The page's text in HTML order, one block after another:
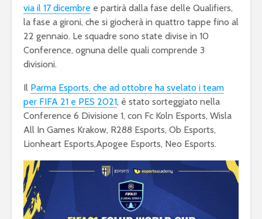
via il 17 dicembre e partirà dalla fase delle Qualifiers,
la fase a gironi, che si giocherà in quattro tappe fino al
22 gennaio. Le squadre sono state divise in 10
Conference, ognuna delle quali comprende 3
divisioni.
Il Parma Esports, che ad ottobre ha svelato i team
per FIFA 21 e PES 2021, è stato sorteggiato nella
Conference 6 Divisione 1, con Fc Koln Esports, Wisla
All In Games Krakow, R288 Esports, Ob Esports,
Lionheart Esports,Apogee Esports, Neo Esports.